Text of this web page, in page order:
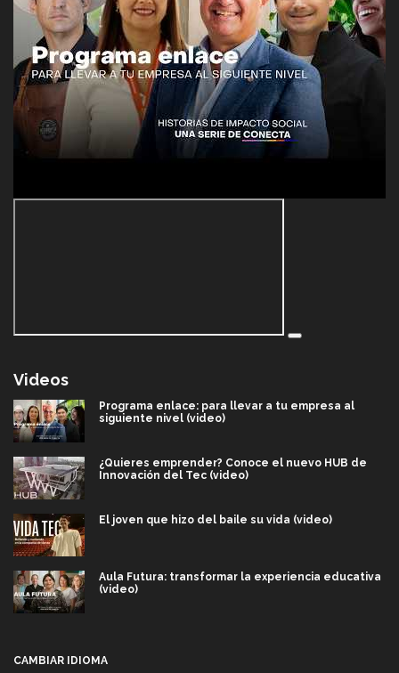
Videos
Programa enlace: para llevar a tu empresa al
siguiente nivel (video)
¿Quieres emprender? Conoce el nuevo HUB de
Innovación del Tec (video)
El joven que hizo del baile su vida (video)
Aula Futura: transformar la experiencia educativa
(video)
CAMBIAR IDIOMA